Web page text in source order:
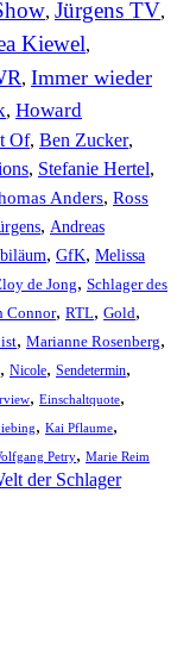
, Jürgens TV,
Kiewel,
, Immer wieder
, Howard
Of, Ben Zucker,
, Stefanie Hertel,
Anders, Ross
, Andreas
, GfK, Melissa
de Jong, Schlager des
Connor, RTL, Gold,
, Marianne Rosenberg,
, Nicole, Sendetermin,
, Einschaltquote,
, Kai Pflaume,
Petry, Marie Reim